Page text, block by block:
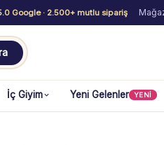
Google· 2.500+ mutlu sipariş
İç Giyim Yeni Gelenler YENİ